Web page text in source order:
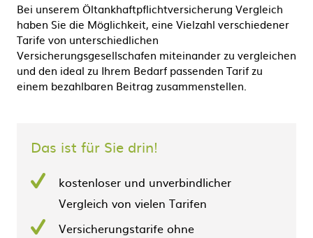
Bei unserem Öltankhaftpflichtversicherung Vergleich
haben Sie die Möglichkeit, eine Vielzahl verschiedener
Tarife von unterschiedlichen
Versicherungsgesellschafen miteinander zu vergleichen
und den ideal zu Ihrem Bedarf passenden Tarif zu
einem bezahlbaren Beitrag zusammenstellen.
Das ist für Sie drin!
kostenloser und unverbindlicher
Vergleich von vielen Tarifen
Versicherungstarife ohne